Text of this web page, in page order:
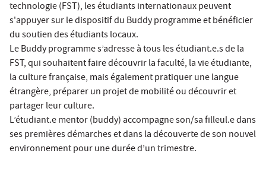
technologie (FST), les étudiants internationaux peuvent
s'appuyer sur le dispositif du Buddy programme et bénéficier
du soutien des étudiants locaux.
Le Buddy programme s’adresse à tous les étudiant.e.s de la
FST, qui souhaitent faire découvrir la faculté, la vie étudiante,
la culture française, mais également pratiquer une langue
étrangère, préparer un projet de mobilité ou découvrir et
partager leur culture.
L’étudiant.e mentor (buddy) accompagne son/sa filleul.e dans
ses premières démarches et dans la découverte de son nouvel
environnement pour une durée d’un trimestre.